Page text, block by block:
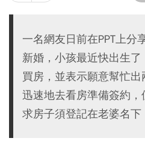
一名網友日前在PPT上分
新婚，小孩最近快出生
買房，並表示願意幫忙
迅速地去看房準備簽約
求房子須登記在老婆名下